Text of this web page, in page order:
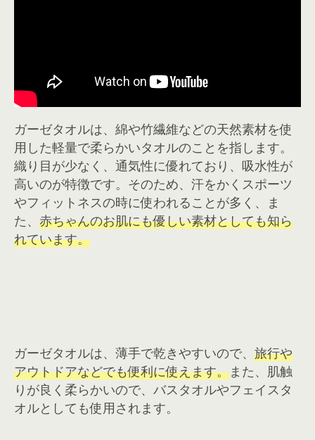
ガーゼタオルは、綿や竹繊維などの天然素材を使
用した軽量で柔らかいタオルのことを指します。
織り目が少なく、通気性に優れており、吸水性が
高いのが特徴です。そのため、汗をかくスポーツ
やフィットネスの時に使われることが多く、ま
た、 赤ちゃんのお肌にも優しい素材としても知ら
れています。
ガーゼタオルは、薄手で乾きやすいので、 旅行や
アウトドアなどでも便利に使えます。また、肌触
りが良く柔らかいので、バスタオルやフェイスタ
オルとしても使用されます。